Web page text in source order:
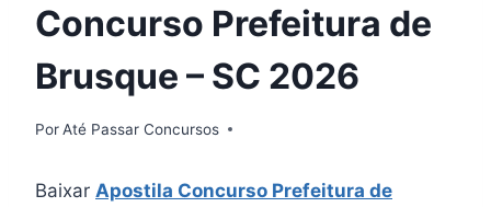
Concurso Prefeitura de
Brusque – SC 2026
PorAté Passar Concursos
Baixar Apostila Concurso Prefeitura de